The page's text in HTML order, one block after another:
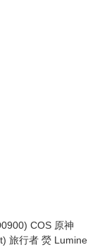
COS 原神
旅行者 熒 Lumine